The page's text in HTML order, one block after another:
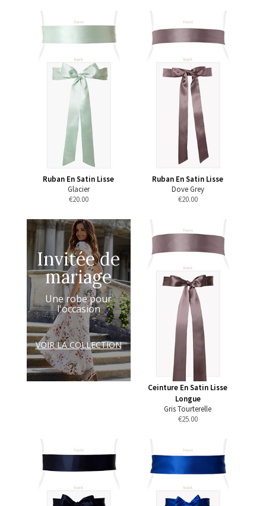
Ruban En Satin Lisse
Glacier
€20.00
Ruban En Satin Lisse
Dove Grey
€20.00
Invitée de
mariage
Une robe pour
l'occasion
VOIR LA COLLECTION
Ceinture En Satin Lisse
Longue
Gris Tourterelle
€25.00